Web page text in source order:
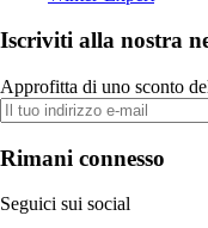
Iscriviti alla nostra
Approfitta di uno sconto
Rimani connesso
Seguici sui social